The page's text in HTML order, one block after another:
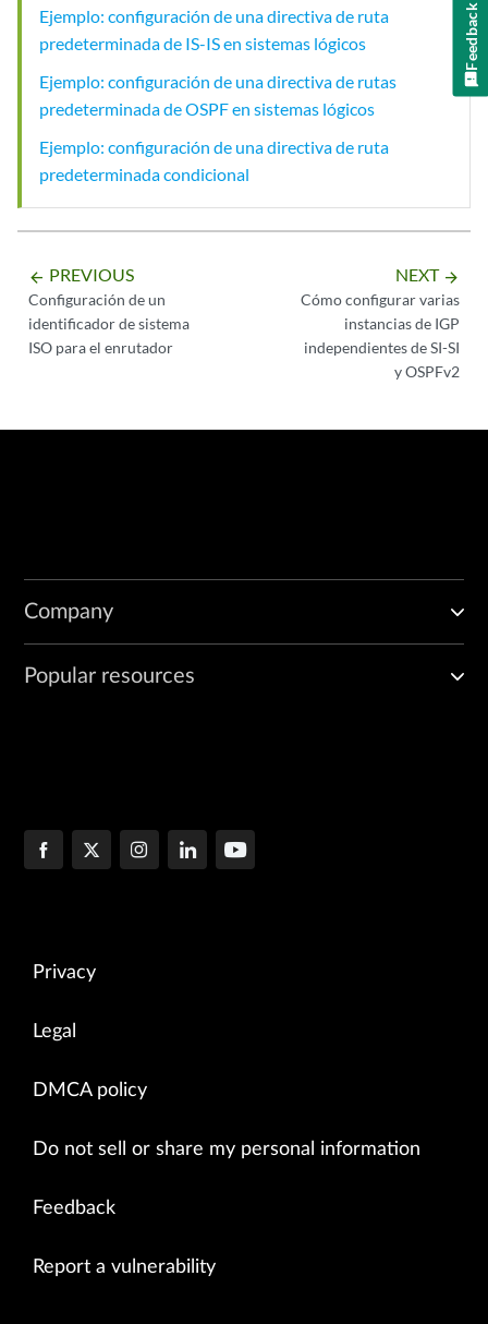
Ejemplo: configuración de una directiva de ruta
predeterminada de IS-IS en sistemas lógicos
Ejemplo: configuración de una directiva de rutas
predeterminada de OSPF en sistemas lógicos
Ejemplo: configuración de una directiva de ruta
predeterminada condicional
arrow_backward PREVIOUS
Configuración de un
identificador de sistema
ISO para el enrutador
NEXT arrow_forward
Cómo configurar varias
instancias de IGP
independientes de SI-SI
y OSPFv2
Company
Popular resources
Privacy
Legal
DMCA policy
Do not sell or share my personal information
Feedback
Report a vulnerability
Feedback